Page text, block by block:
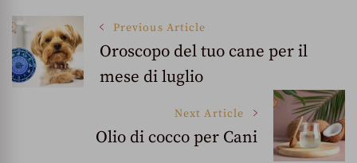
Post
Navigation
Previous Article
Oroscopo del tuo cane per il
mese di luglio
Next Article
Olio di cocco per Cani